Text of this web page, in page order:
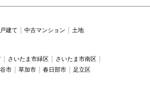
建て 中古マンション 土地
さいたま市緑区
さいたま市南区
市 草加市 春日部市 足立区